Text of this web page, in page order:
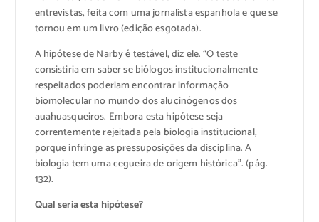
entrevistas, feita com uma jornalista espanhola e que se
tornou em um livro (edição esgotada).
A hipótese de Narby é testável, diz ele. “O teste
consistiria em saber se biólogos institucionalmente
respeitados poderiam encontrar informação
biomolecular no mundo dos alucinógenos dos
auahuasqueiros. Embora esta hipótese seja
correntemente rejeitada pela biologia institucional,
porque infringe as pressuposições da disciplina. A
biologia tem uma cegueira de origem histórica”. (pág.
132).
Qual seria esta hipótese?